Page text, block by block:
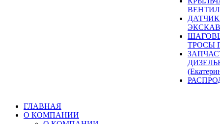
ТРОСЫ
ГЛАВНАЯ
О КОМПАНИИ